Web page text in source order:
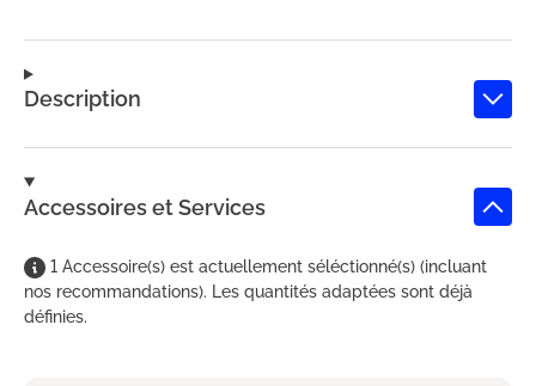
Description
Accessoires et Services
1 Accessoire(s) est actuellement séléctionné(s) (incluant
nos recommandations). Les quantités adaptées sont déjà
définies.